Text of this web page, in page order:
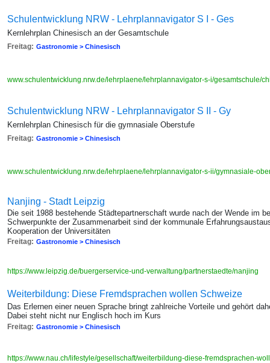
Schulentwicklung NRW - Lehrplannavigator S I - Ges
Kernlehrplan Chinesisch an der Gesamtschule
Freitag: Gastronomie > Chinesisch
www.schulentwicklung.nrw.de/lehrplaene/lehrplannavigator-s-i/gesamtschule/
Schulentwicklung NRW - Lehrplannavigator S II - Gy
Kernlehrplan Chinesisch für die gymnasiale Oberstufe
Freitag: Gastronomie > Chinesisch
www.schulentwicklung.nrw.de/lehrplaene/lehrplannavigator-s-ii/gymnasiale-
Nanjing - Stadt Leipzig
Die seit 1988 bestehende Städtepartnerschaft wurde nach der Wende im
Schwerpunkte der Zusammenarbeit sind der kommunale
Kooperation der Universitäten
Freitag: Gastronomie > Chinesisch
https://www.leipzig.de/buergerservice-und-verwaltung/partnerstaedte/nanjing
Weiterbildung: Diese Fremdsprachen wollen Schweize
Das Erlernen einer neuen Sprache bringt zahlreiche Vorteile und gehört
Dabei steht nicht nur Englisch hoch im Kurs
Freitag: Gastronomie > Chinesisch
https://www.nau.ch/lifestyle/gesellschaft/weiterbildung-diese-fremdsprachen-